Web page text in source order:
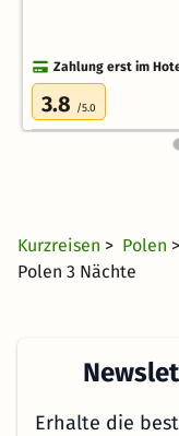
Zahlung erst im
3.8 /5.0
Kurzreisen > Polen
Polen 3 Nächte
Erhalte die